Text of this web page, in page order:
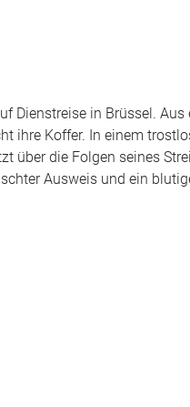
Dienstreise in Brüssel.
ihre Koffer. In einem
über die Folgen seines
Ausweis und ein